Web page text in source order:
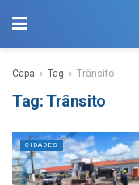
Capa Tag Trânsito
Tag:Trânsito
CIDADES